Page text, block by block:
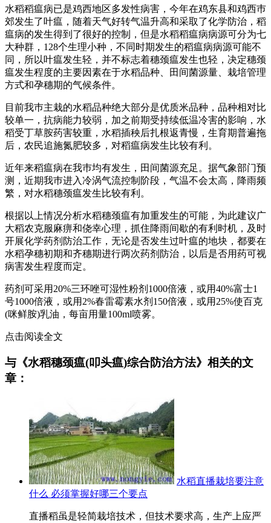
水稻稻瘟病已是鸡西地区多发性病害，今年在鸡东县和鸡西巿
郊发生了叶瘟，随着天气好转气温升高和采取了化学防治，稻
瘟病的发生得到了很好的控制，但是水稻稻瘟病病源可分为七
大种群，128个生理小种，不同时期发生的稻瘟病病源可能不
同，所以叶瘟发生轻，并不标志着穗颈瘟发生也轻，决定穗颈
瘟发生程度的主要因素在于水稻品种、田间菌源量、栽培管理
方式和孕穗期的气候条件。
目前我巿主栽的水稻品种绝大部分是优质米品种，品种相对比
较单一，抗病能力较弱，加之前期受持续低温冷害的影响，水
稻受丁草胺药害较重，水稻插秧后扎根返青慢，生育期普遍拖
后，农民追施氮肥较多，对稻瘟病发生比较有利。
近年来稻瘟病在我巿均有发生，田间菌源充足。据气象部门预
测，近期我巿进入冷涡气流控制阶段，气温不会太高，降雨频
繁，对水稻穗颈瘟发生比较有利。
根据以上情况分析水稻穗颈瘟有加重发生的可能，为此建议广
大稻农克服麻痹和侥幸心理，抓住降雨间歇的有利时机，及时
开展化学药剂防治工作，无论是否发生过叶瘟的地块，都要在
水稻孕穗初期和齐穗期进行两次药剂防治，以后是否用药可视
病害发生程度而定。
药剂可采用20%三环唑可湿性粉剂1000倍液，或用40%富士1
号1000倍液，或用2%春雷霉素水剂150倍液，或用25%使百克
(咪鲜胺)乳油，每亩用量100ml喷雾。
点击阅读全文
与《水稻穗颈瘟(叩头瘟)综合防治方法》相关的文
章：
水稻直播栽培要注意
什么 必须掌握好哪三个要点
直播稻虽是轻简栽培技术，但技术要求高，生产上应严